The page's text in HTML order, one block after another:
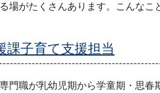
場がたくさんあります。こんな
課子育て支援担当
門職が乳幼児期から学童期・思春